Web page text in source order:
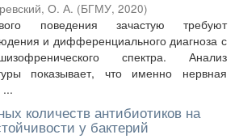
О. А. (БГМУ, 2020)
поведения зачастую требуют
и дифференциального диагноза с
спектра. Анализ
показывает, что именно нервная
...
количеств антибиотиков на
у бактерий